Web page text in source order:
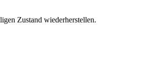
Zustand wiederherstellen.